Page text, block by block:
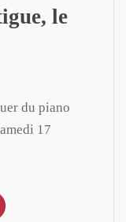
le
du piano
17